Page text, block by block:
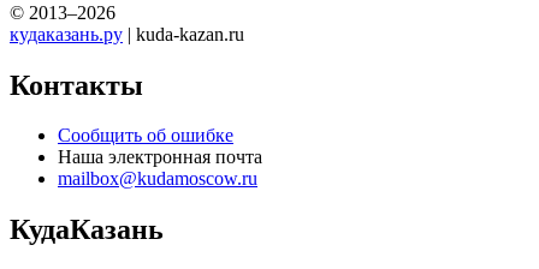
© 2013–2026
кудаказань.ру | kuda-kazan.ru
Контакты
Сообщить об ошибке
Наша электронная почта
mailbox@kudamoscow.ru
КудаКазань